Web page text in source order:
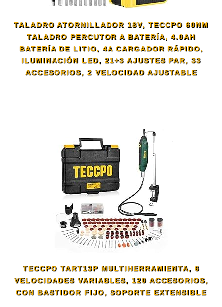
TALADRO ATORNILLADOR 18V, TECCPO 60NM
TALADRO PERCUTOR A BATERÍA, 4.0AH
BATERÍA DE LITIO, 4A CARGADOR RÁPIDO,
ILUMINACIÓN LED, 21+3 AJUSTES PAR, 33
ACCESORIOS, 2 VELOCIDAD AJUSTABLE
TECCPO TART13P MULTIHERRAMIENTA, 6
VELOCIDADES VARIABLES, 120 ACCESORIOS,
CON BASTIDOR FIJO, SOPORTE EXTENSIBLE